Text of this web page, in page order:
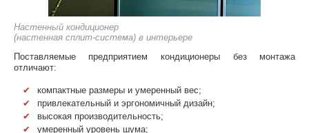
Настенный кондиционер
(настенная сплит-система) в интерьере
Поставляемые предприятием кондиционеры без монтажа
отличают:
компактные размеры и умеренный вес;
привлекательный и эргономичный дизайн;
высокая производительность;
умеренный уровень шума;